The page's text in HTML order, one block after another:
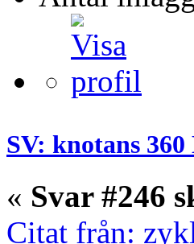
SV: knotans
« Svar #246
Citat från: